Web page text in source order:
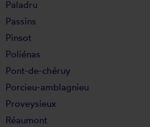
Paladru
Passins
Pinsot
Poliénas
Pont-de-chéruy
Porcieu-amblagnieu
Proveysieux
Réaumont